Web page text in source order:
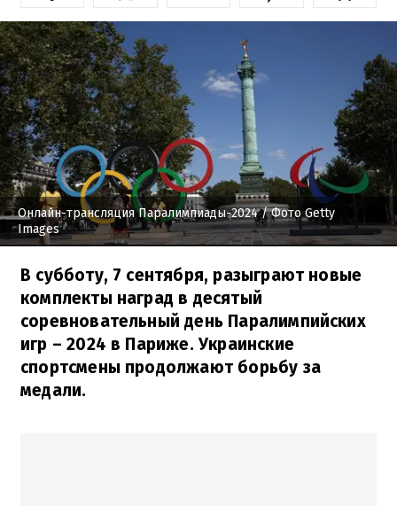
Онлайн-трансляция Паралимпиады-2024/ Фото Getty
Images
В субботу, 7 сентября, разыграют новые
комплекты наград в десятый
соревновательный день Паралимпийских
игр – 2024 в Париже. Украинские
спортсмены продолжают борьбу за
медали.